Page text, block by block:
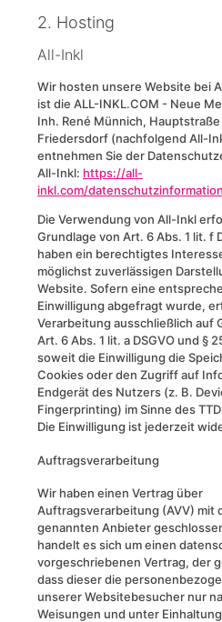
2. Hosting
All-Inkl
Wir hosten unsere Website bei
ist die ALL-INKL.COM - Neue
Inh. René Münnich,
Friedersdorf (nachfolgend All-
entnehmen Sie der
All-Inkl: https://all-
inkl.com/
Die Verwendung von All-Inkl
Grundlage von Art. 6 Abs. 1 lit. f
haben ein berechtigtes
möglichst zuverlässigen
Website. Sofern eine
Einwilligung abgefragt wurde,
Verarbeitung ausschließlich auf
Art. 6 Abs. 1 lit. a DSGVO und §
soweit die Einwilligung die
Cookies oder den Zugriff auf
Endgerät des Nutzers (z. B.
Fingerprinting) im Sinne des
Die Einwilligung ist jederzeit
Auftragsverarbeitung
Wir haben einen Vertrag über
Auftragsverarbeitung (AVV) mit
genannten Anbieter
handelt es sich um einen
vorgeschriebenen Vertrag, der
dass dieser die
unserer Websitebesucher nur
Weisungen und unter